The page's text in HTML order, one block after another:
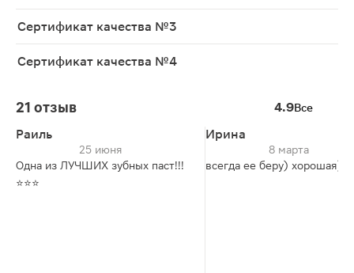
Сертификат качества №3
Сертификат качества №4
21 отзыв 4.9Все
Раиль
25 июня
Одна из ЛУЧШИХ зубных паст!!!
⭐⭐⭐
Ирина
8 марта
всегда ее беру) хорошая)